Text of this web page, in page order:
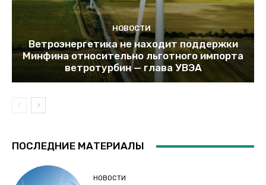
НОВОСТИ
Ветроэнергетика не находит поддержки
Минфина относительно льготного импорта
ветротурбин — глава УВЭА
ПОСЛЕДНИЕ МАТЕРИАЛЫ
НОВОСТИ